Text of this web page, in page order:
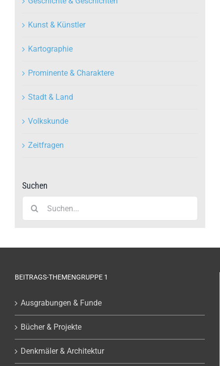
Kunst & Künstler
Kartographie
Prominente & Charaktere
Stadt & Land
Volkskunde
Zeitfragen
Suchen
BEITRAGS-THEMENGRUPPE 1
Ausgrabungen & Funde
Bücher & Projekte
Denkmäler & Architektur